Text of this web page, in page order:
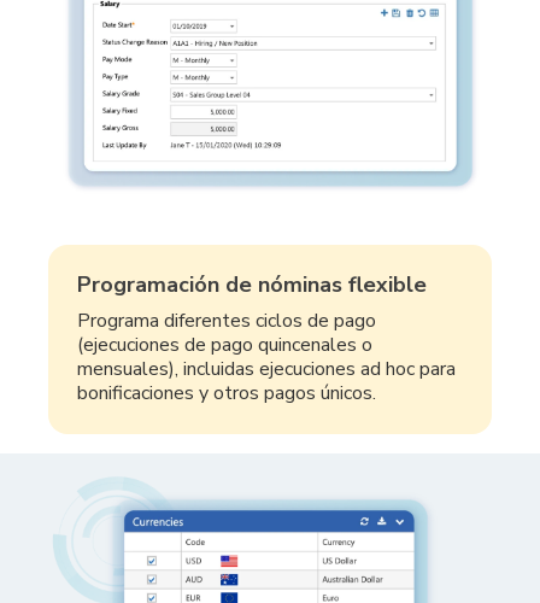
Programación de nóminas flexible
Programa diferentes ciclos de pago
(ejecuciones de pago quincenales o
mensuales), incluidas ejecuciones ad hoc para
bonificaciones y otros pagos únicos.